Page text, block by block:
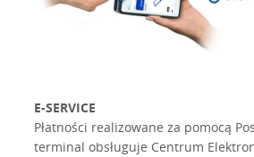
E-SERVICE
Płatności realizowane za pomocą
terminal obsługuje Centrum